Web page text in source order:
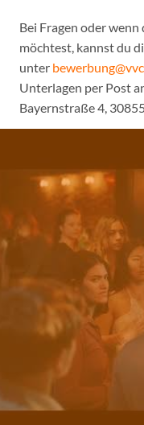
Bei Fragen oder
möchtest, kannst du
unter
Unterlagen per Post
Bayernstraße 4,